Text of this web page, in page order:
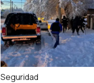
Seguridad